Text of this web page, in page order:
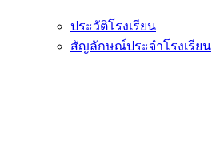
ประวัติโรงเรียน
สัญลักษณ์ประจำโรงเรียน